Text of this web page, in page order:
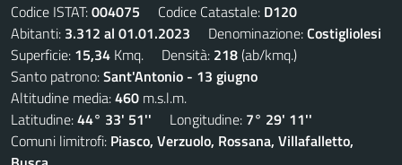
Codice ISTAT:004075 Codice Catastale: D120
Abitanti: 3.312 al 01.01.2023 Denominazione:Costigliolesi
Superficie: 15,34 Kmq. Densità: 218(ab/kmq.)
Santo patrono:Sant'Antonio - 13 giugno
Altitudine media:460 m.s.l.m.
Latitudine:44° 33' 51'' Longitudine: 7° 29' 11''
Comuni limitrofi: Piasco, Verzuolo, Rossana, Villafalletto,